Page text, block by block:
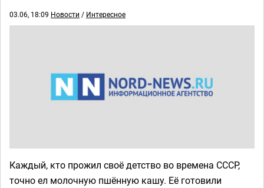
03.06, 18:09 Новости / Интересное
Каждый, кто прожил своё детство во времена СССР,
точно ел молочную пшённую кашу. Её готовили